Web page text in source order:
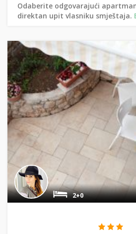
Odaberite odgovarajući
direktan upit vlasniku smještaja.
2+0